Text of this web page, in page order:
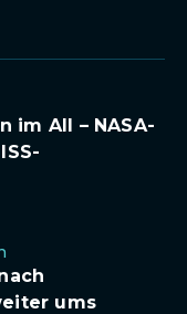
im All – NASA-
ums